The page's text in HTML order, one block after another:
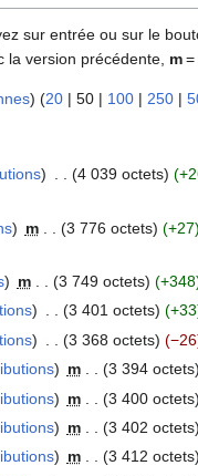
sur entrée ou sur le
la version précédente, m=
) (20 | 50 | 100 | 250 |
4 039 octets
m 3 776 octets +27
m 3 749 octets +348
3 401 octets +33
3 368 octets −26
m 3 394 octets
m 3 400 octets
m 3 402 octets
m 3 412 octets